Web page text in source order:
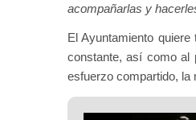
acompañarlas y
El Ayuntamiento
constante, así como al
esfuerzo compartido, la